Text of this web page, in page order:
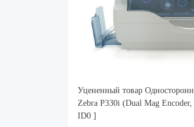
Уцененный товар
Zebra P330i (Dual Mag
ID0 ]